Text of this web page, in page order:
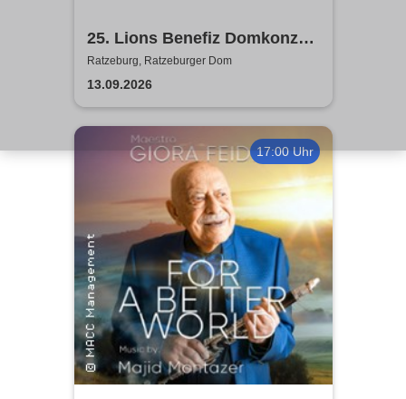
25. Lions Benefiz Domkonzert
Ratzeburg
Ratzeburg, Ratzeburger Dom
13.09.2026
17:00 Uhr